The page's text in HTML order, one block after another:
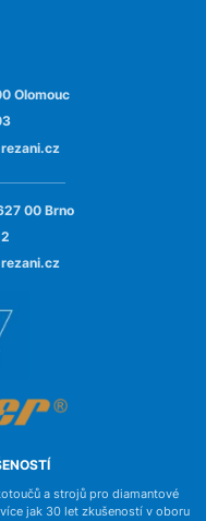
Olomouc
00 Brno
a strojů pro diamantové
jak 30 let zkušeností v oboru